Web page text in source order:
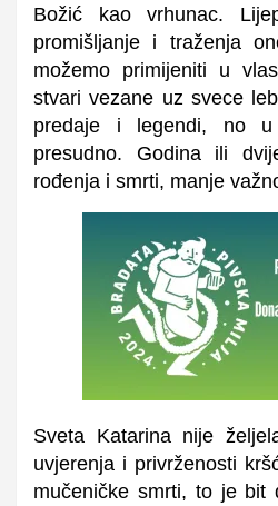
Božić kao vrhunac.
promišljanje i traženja
možemo primijeniti u
stvari vezane uz svece
predaje i legendi, no
presudno. Godina ili
rođenja i smrti, manje
Sveta Katarina nije
uvjerenja i privrženosti
mučeničke smrti, to je bit